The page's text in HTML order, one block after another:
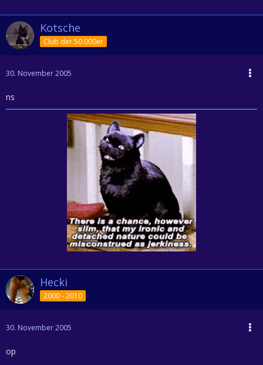
Kotsche
Club der 50.000er
30. November 2005
ns
Hecki
2000 - 2010
30. November 2005
op